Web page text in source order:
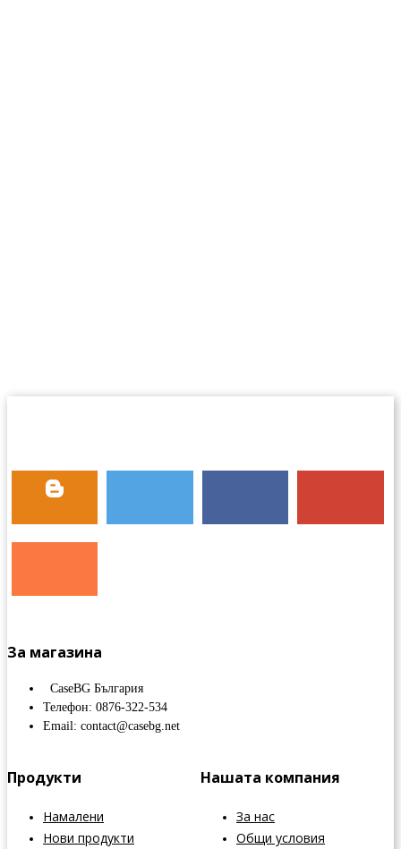
За магазина
CaseBG България
Телефон: 0876-322-534
Email: contact@casebg.net
Продукти
Намалени
Нови продукти
Нашата компания
За нас
Общи условия